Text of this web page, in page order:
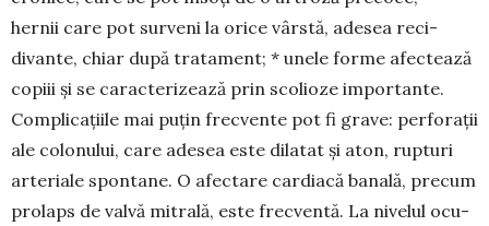
hernii care pot sur­­veni la orice vârstă, adesea re­ci­
divante, chiar după tra­tament; * unele forme afectează
copiii și se ca­rac­terizează prin scolioze im­portante.
Com­pli­cațiile mai puțin frecvente pot fi grave: perforații
ale co­lonului, ca­re adesea este dilatat și aton, rupturi
ar­te­riale spon­­­tane. O afectare cardiacă banală, precum
pro­laps de valvă mitrală, este frecventă. La nivelul ocu­